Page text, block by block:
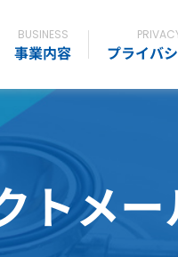
BUSINESS
事業内容 プライバ
トメ